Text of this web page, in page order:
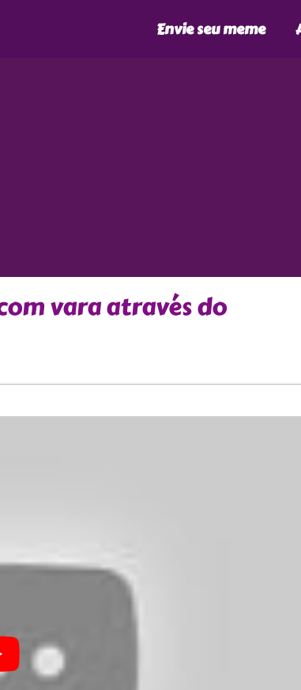
Envie seu meme
vara através do